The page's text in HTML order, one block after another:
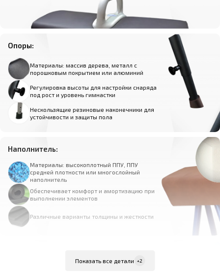
Опоры:
Материалы: массив дерева, металл с
порошковым покрытием или алюминий
Регулировка высоты для настройки снаряда
под рост и уровень гимнастки
Нескользящие резиновые наконечники для
устойчивости и защиты пола
Наполнитель:
Материалы: высокоплотный ППУ, ППУ
средней плотности или многослойный
наполнитель
Обеспечивает комфорт и амортизацию при
выполнении элементов
Различные варианты толщины и жесткости
Показать все детали +2